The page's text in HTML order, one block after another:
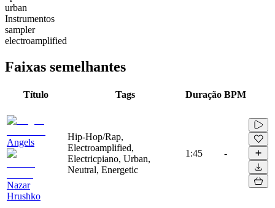
urban
Instrumentos
sampler
electroamplified
Faixas semelhantes
Título Tags Duração BPM
Angels
Nazar
Hrushko
Hip-Hop/Rap,
Electroamplified,
Electricpiano, Urban,
Neutral, Energetic
1:45 -